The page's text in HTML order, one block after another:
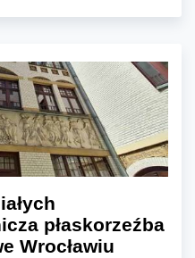
płaskorzeźba
Wrocławiu